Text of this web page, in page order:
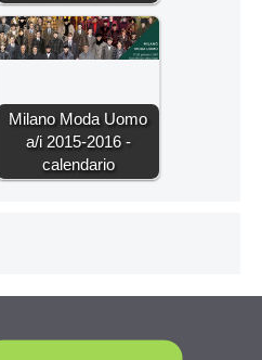
Milano Moda Uomo
a/i 2015-2016 -
calendario